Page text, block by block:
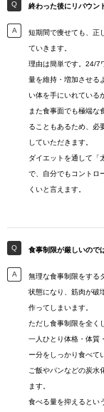
終わった後にリバウン
短期間で痩せても、正
ていきます。
理由は簡単です。24/7
量を維持・増加させる
い体を手にいれている
また食事面でも極端な
ることもあるため、必
していただきます。
ダイエットを通して「
で、自分でもコントロ
くいと言えます。
食事制限が厳しいので
無理な食事制限をする
状態になり、筋肉が破
作ってしまいます。
ただし食事制限を全く
一人ひとり体格・体質
ー分をしっかり食べて
ご飯やパンなどの炭水
ます。
食べる量を抑えるとい